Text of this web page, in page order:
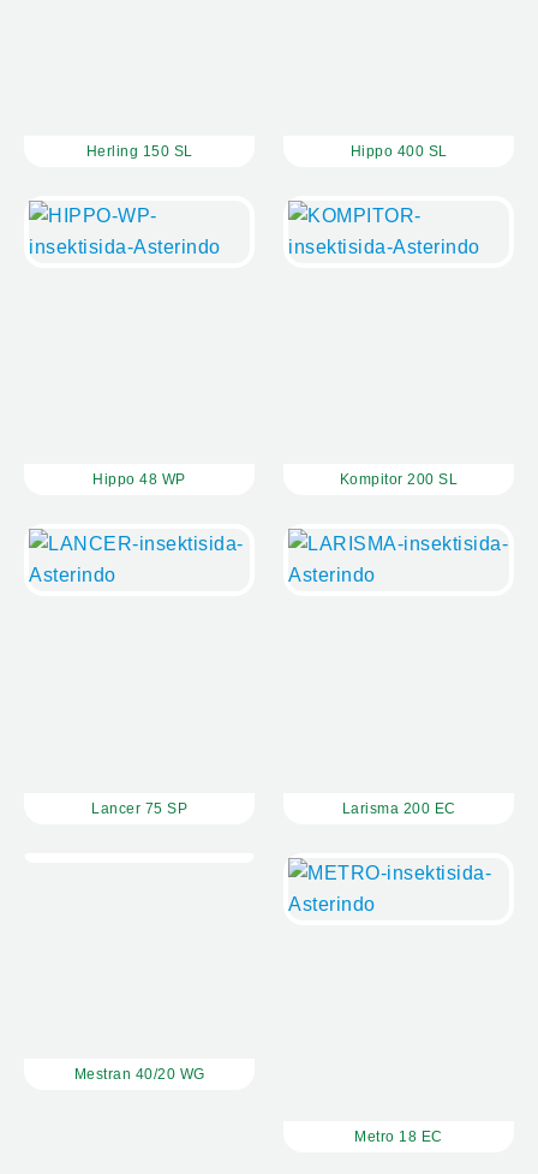
Herling 150 SL Hippo 400 SL
Hippo 48 WP Kompitor 200 SL
Lancer 75 SP Larisma 200 EC
Mestran 40/20 WG
Metro 18 EC